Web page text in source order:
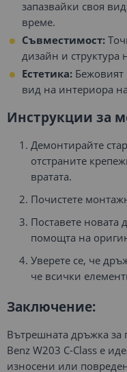
запазвайки своя
време.
Съвместимост:
дизайн и структура
Естетика: Бежовият
вид на интериора
Инструкции за
Демонтирайте
отстраните
вратата.
Почистете
Поставете новата
помощта на
Уверете се, че
че всички
Заключение:
Вътрешната дръжка за
Benz W203 C-Class е
износени или